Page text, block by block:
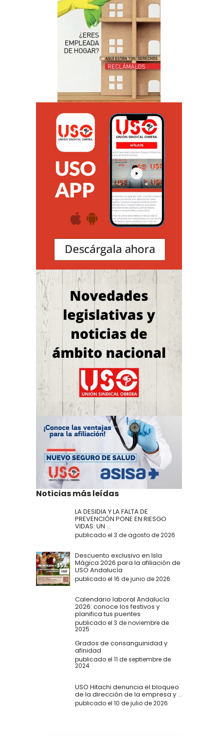
Noticias más leídas
LA DESIDIA Y LA FALTA DE
PREVENCIÓN PONE EN RIESGO
VIDAS: UN ...
publicado el 3 de agosto de 2026
Descuento exclusivo en Isla
Mágica 2026 para la afiliación de
USO Andalucía
publicado el 16 de junio de 2026
Calendario laboral Andalucía
2026: conoce los festivos y
planifica tus puentes
publicado el 3 de noviembre de
2025
Grados de consanguinidad y
afinidad
publicado el 11 de septiembre de
2024
USO Hitachi denuncia el bloqueo
de la dirección de la empresa y ...
publicado el 10 de julio de 2026